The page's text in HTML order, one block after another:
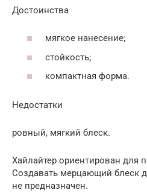
Достоинства
мягкое нанесение;
стойкость;
компактная форма.
Недостатки
ровный, мягкий блеск.
Хайлайтер ориентирован для
Создавать мерцающий блеск
не предназначен.